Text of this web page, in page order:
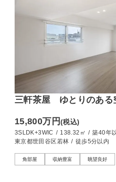
三軒茶屋 ゆとりのある
15,800万円(税込)
3SLDK+3WIC / 138.32㎡ / 築40年
東京都世田谷区若林 / 徒歩5分以内
角部屋 収納豊富 眺望良好